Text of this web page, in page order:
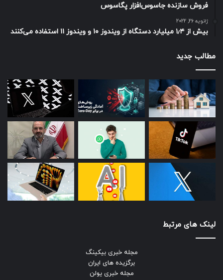
فروش سازنده جاسوس‌افزار پگاسوس
ژانویه 26, 2022
بیش از ۱٫۴ میلیارد دستگاه از ویندوز ۱۰ و ویندوز ۱۱ استفاده می‌کنند
مطالب جدید
لینک های مرتبط
مجله خبری بیکینگ
برگزیده های ایران
مجله خبری یولن